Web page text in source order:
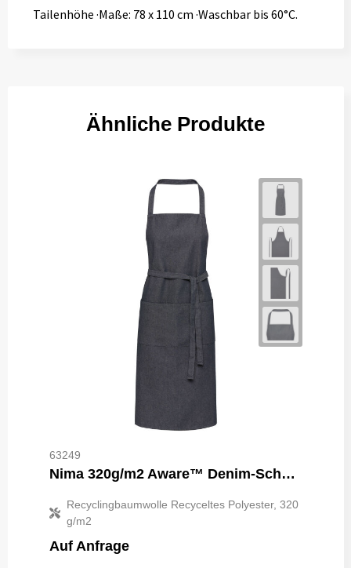
Tailenhöhe ·Maße: 78 x 110 cm ·Waschbar bis 60°C.
Ähnliche Produkte
63249
Nima 320g/m2 Aware™ Denim-Schürze
Recyclingbaumwolle Recyceltes Polyester, 320
g/m2
Auf Anfrage